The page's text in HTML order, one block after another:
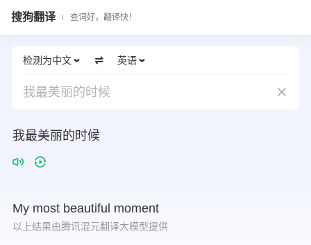
搜狗翻译 查词好，翻译快！
检测为中文 英语
我最美丽的时候
我最美丽的时候
My most beautiful moment
以上结果由腾讯混元翻译大模型提供